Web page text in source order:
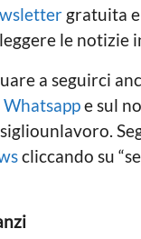
gratuita
le notizie
a seguirci
e sul
cliccando su